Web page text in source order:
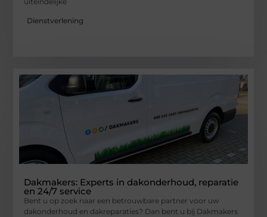
Dienstverlening
Dakmakers: Experts in dakonderhoud, reparatie
en 24/7 service
Bent u op zoek naar een betrouwbare partner voor uw
dakonderhoud en dakreparaties? Dan bent u bij Dakmakers